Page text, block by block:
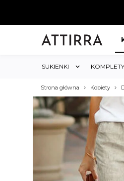
SUKIENKI KOMPLETY
Strona główna Kobiety